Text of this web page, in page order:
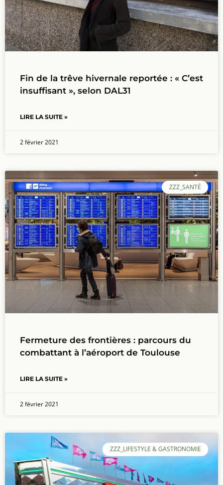
Fin de la trêve hivernale reportée : « C’est
insuffisant », selon DAL31
LIRE LA SUITE »
2 février 2021
ZZZ_SANTÉ
Fermeture des frontières : parcours du
combattant à l’aéroport de Toulouse
LIRE LA SUITE »
2 février 2021
ZZZ_LIFESTYLE & GASTRONOMIE